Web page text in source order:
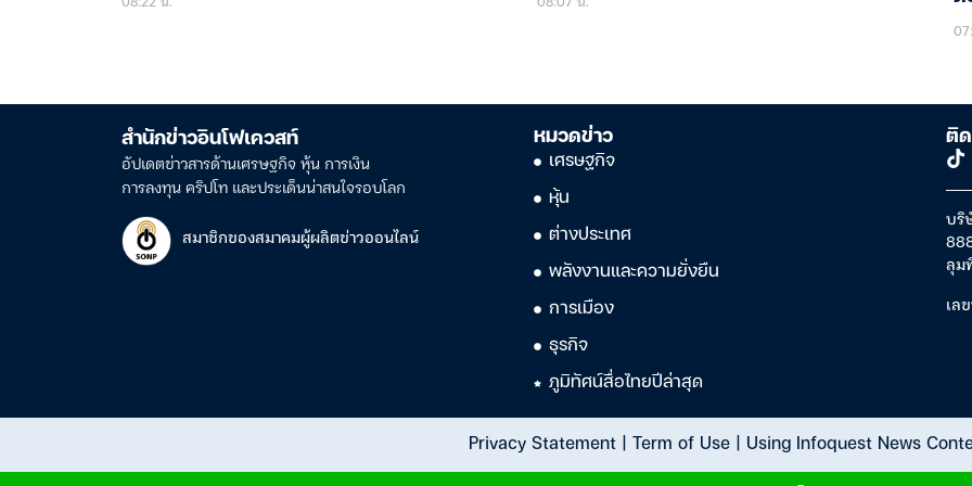
สำนักข่าวอินโฟเควสท์
อัปเดตข่าวสารด้านเศรษฐกิจ หุ้น การเงิน
การลงทุน คริปโท และประเด็นน่าสนใจรอบโลก
สมาชิกของสมาคมผู้ผลิตข่าวออนไลน์
หมวดข่าว
เศรษฐกิจ
หุ้น
ต่างประเทศ
พลังงานและความยั่งยืน
การเมือง
ธุรกิจ
ภูมิทัศน์สื่อไทยปีล่าสุด
ติด
บริ
ลุม
เล
Privacy Statement| Term of Use| Using Infoquest News